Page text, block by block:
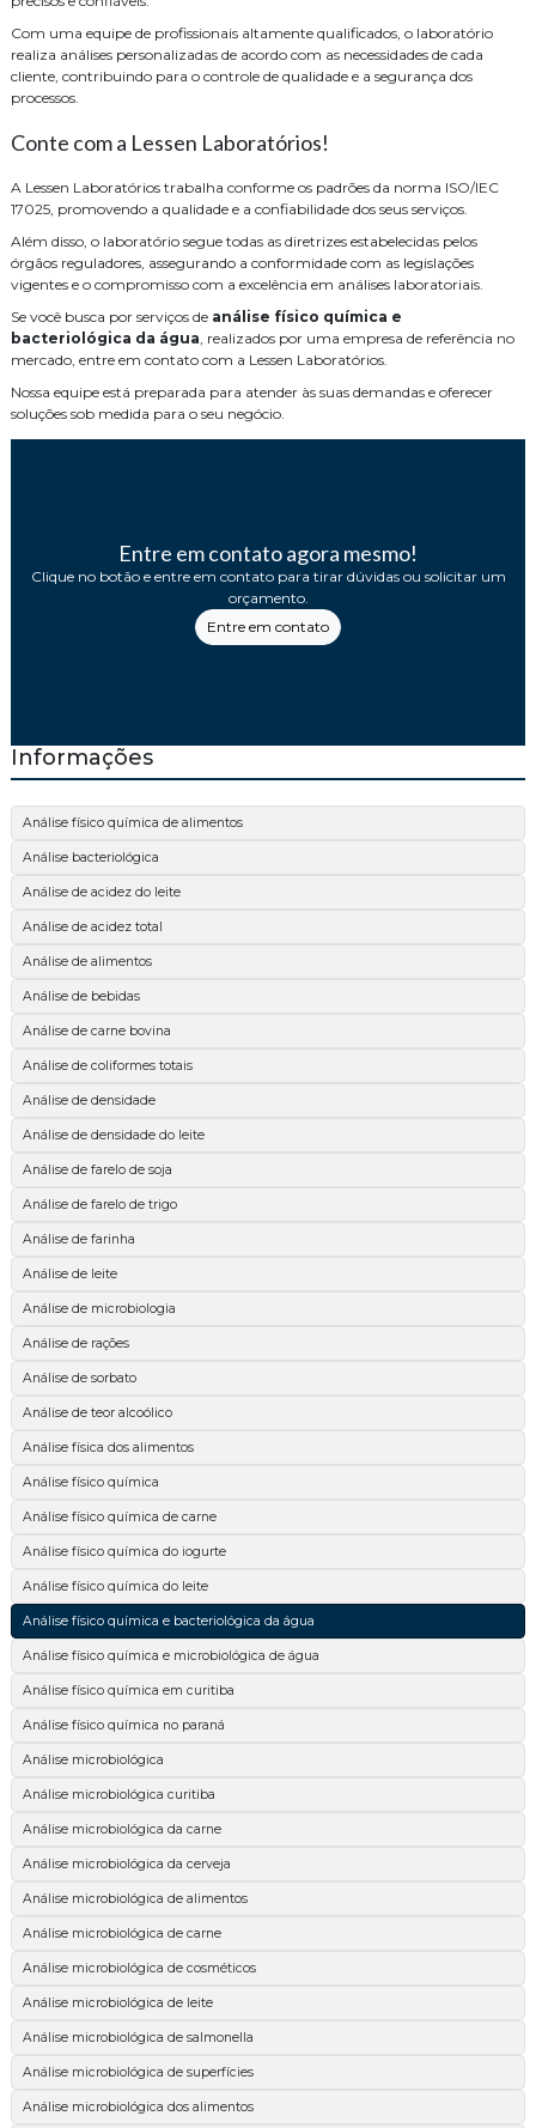
Com uma equipe de profissionais altamente qualificados, o laboratório
realiza análises personalizadas de acordo com as necessidades de cada
cliente, contribuindo para o controle de qualidade e a segurança dos
processos.
Conte com a Lessen Laboratórios!
A Lessen Laboratórios trabalha conforme os padrões da norma ISO/IEC
17025, promovendo a qualidade e a confiabilidade dos seus serviços.
Além disso, o laboratório segue todas as diretrizes estabelecidas pelos
órgãos reguladores, assegurando a conformidade com as legislações
vigentes e o compromisso com a excelência em análises laboratoriais.
Se você busca por serviços de análise físico química e
bacteriológica da água, realizados por uma empresa de referência no
mercado, entre em contato com a Lessen Laboratórios.
Nossa equipe está preparada para atender às suas demandas e oferecer
soluções sob medida para o seu negócio.
Entre em contato agora mesmo!
Clique no botão e entre em contato para tirar dúvidas ou solicitar um
orçamento.
Entre em contato
Informações
Análise físico química de alimentos
Análise bacteriológica
Análise de acidez do leite
Análise de acidez total
Análise de alimentos
Análise de bebidas
Análise de carne bovina
Análise de coliformes totais
Análise de densidade
Análise de densidade do leite
Análise de farelo de soja
Análise de farelo de trigo
Análise de farinha
Análise de leite
Análise de microbiologia
Análise de rações
Análise de sorbato
Análise de teor alcoólico
Análise física dos alimentos
Análise físico química
Análise físico química de carne
Análise físico química do iogurte
Análise físico química do leite
Análise físico química e bacteriológica da água
Análise físico química e microbiológica de água
Análise físico química em curitiba
Análise físico química no paraná
Análise microbiológica
Análise microbiológica curitiba
Análise microbiológica da carne
Análise microbiológica da cerveja
Análise microbiológica de alimentos
Análise microbiológica de carne
Análise microbiológica de cosméticos
Análise microbiológica de leite
Análise microbiológica de salmonella
Análise microbiológica de superfícies
Análise microbiológica dos alimentos